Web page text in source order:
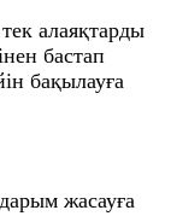
алаяқтарды
бастап
бақылауға
жасауға